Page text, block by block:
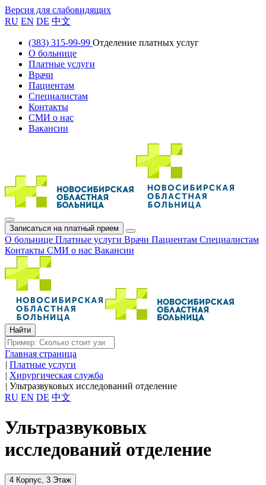
Версия для слабовидящих
RU EN DE 中文
(383) 315-99-99 Отделение платных услуг
О больнице
Платные услуги
Врачи
Пациентам
Специалистам
Контакты
СМИ о нас
Вакансии
Записаться на платный прием
О больнице Платные услуги Врачи Пациентам Специалистам
Контакты СМИ о нас Вакансии
Главная страница
| Платные услуги
| Хирургическая служба
| Ультразвуковых исследований отделение
RU EN DE 中文
Ультразвуковых
исследований отделение
4 Корпус, 3 Этаж